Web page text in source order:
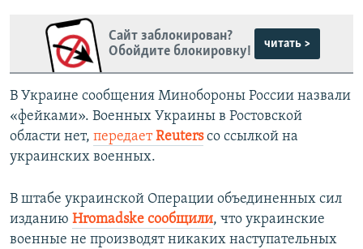
Сайт заблокирован?
Обойдите блокировку!
читать >
В Украине сообщения Минобороны России назвали
«фейками». Военных Украины в Ростовской
области нет, передаетReuters со ссылкой на
украинских военных.
В штабе украинской Операции объединенных сил
изданию Hromadske сообщили, что украинские
военные не производят никаких наступательных